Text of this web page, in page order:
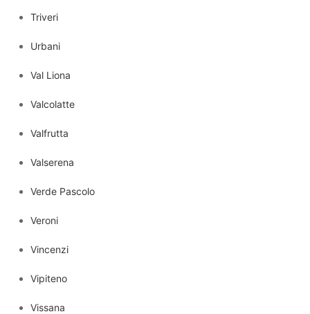
Triveri
Urbani
Val Liona
Valcolatte
Valfrutta
Valserena
Verde Pascolo
Veroni
Vincenzi
Vipiteno
Vissana